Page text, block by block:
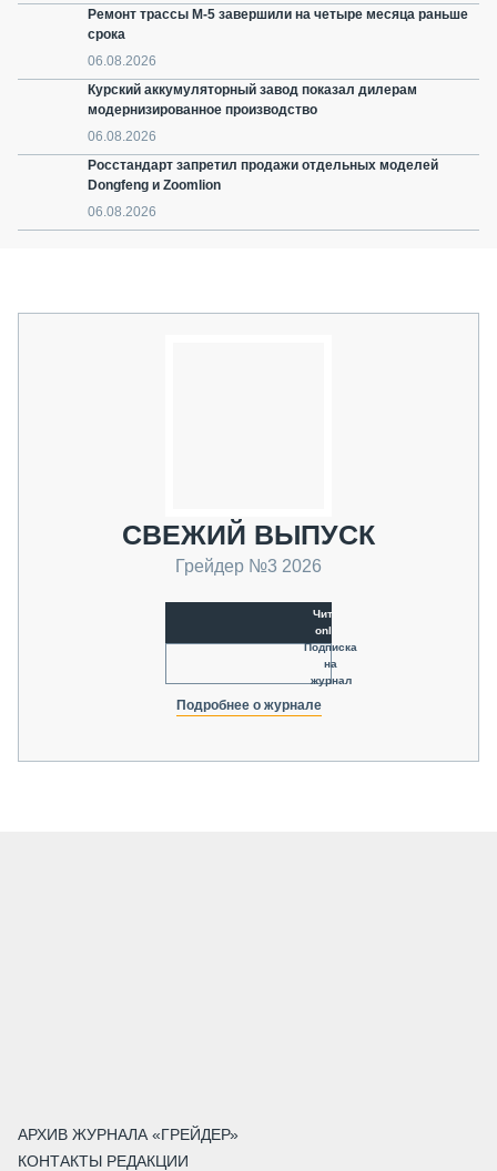
Ремонт трассы М-5 завершили на четыре месяца раньше
срока
06.08.2026
Курский аккумуляторный завод показал дилерам
модернизированное производство
06.08.2026
Росстандарт запретил продажи отдельных моделей
Dongfeng и Zoomlion
06.08.2026
СВЕЖИЙ ВЫПУСК
Грейдер №3 2026
Читать
online
Подписка
на
журнал
Подробнее о журнале
АРХИВ ЖУРНАЛА «ГРЕЙДЕР»
КОНТАКТЫ РЕДАКЦИИ